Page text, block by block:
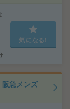
気になる!
急メンズ